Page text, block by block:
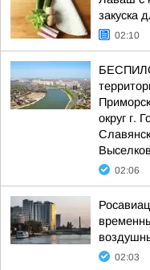
закуска
02:10
округ г.
02:06
02:03